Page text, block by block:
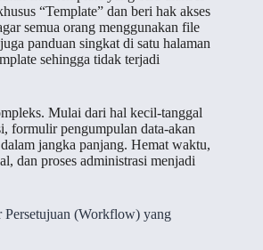
“Template” dan beri hak akses
semua orang menggunakan file
panduan singkat di satu halaman
sehingga tidak terjadi
Mulai dari hal kecil-tanggal
formulir pengumpulan data-akan
jangka panjang. Hemat waktu,
dan proses administrasi menjadi
(Workflow) yang